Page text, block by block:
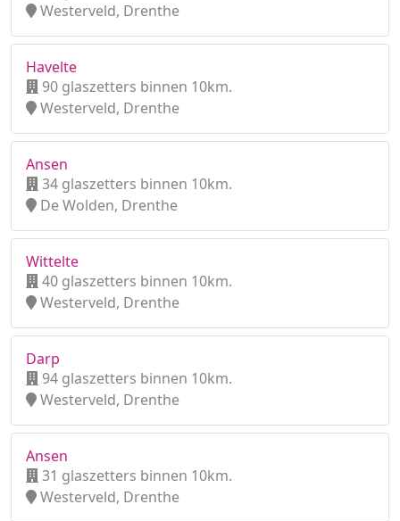
Westerveld, Drenthe
Havelte
90 glaszetters binnen 10km.
Westerveld, Drenthe
Ansen
34 glaszetters binnen 10km.
De Wolden, Drenthe
Wittelte
40 glaszetters binnen 10km.
Westerveld, Drenthe
Darp
94 glaszetters binnen 10km.
Westerveld, Drenthe
Ansen
31 glaszetters binnen 10km.
Westerveld, Drenthe